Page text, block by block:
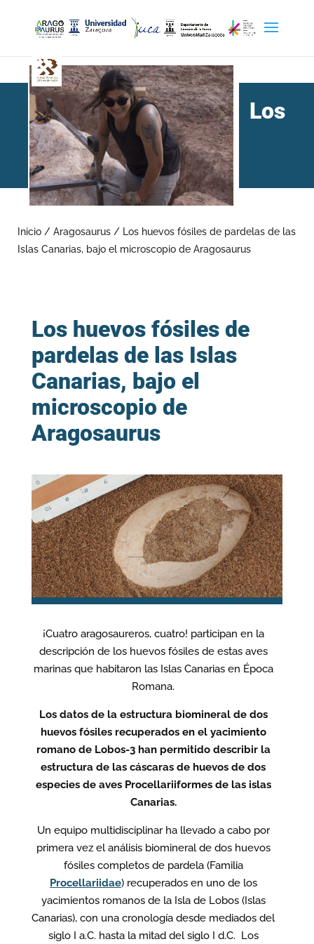
Los
de las Islas Canarias, bajo
el microscopio de
Inicio / Aragosaurus / Los huevos fósiles de pardelas de las
Islas Canarias, bajo el microscopio de Aragosaurus
Los huevos fósiles de
pardelas de las Islas
Canarias, bajo el
microscopio de
Aragosaurus
¡Cuatro aragosaureros, cuatro! participan en la
descripción de los huevos fósiles de estas aves
marinas que habitaron las Islas Canarias en Época
Romana.
Los datos de la estructura biomineral de dos
huevos fósiles recuperados en el yacimiento
romano de Lobos-3 han permitido describir la
estructura de las cáscaras de huevos de dos
especies de aves Procellariiformes de las islas
Canarias.
Un equipo multidisciplinar ha llevado a cabo por
primera vez el análisis biomineral de dos huevos
fósiles completos de pardela (Familia
Procellariidae) recuperados en uno de los
yacimientos romanos de la Isla de Lobos (Islas
Canarias), con una cronología desde mediados del
siglo I a.C. hasta la mitad del siglo I d.C. Los